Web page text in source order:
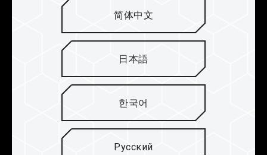
Тщательно подобранные
чипы. Надежность и
简体中文
日本語
한국어
Русский